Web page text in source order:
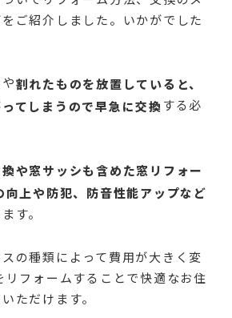
ご紹介しました。いかがでした
割れたものを放置していると、
てしまうので早急に交換 する必
や窓サッシも含めた窓リフォー
向上や防犯、防音性能アップなど
す。
の種類によって費用が大きく変
フォームすることで快適なお住
ただけます。